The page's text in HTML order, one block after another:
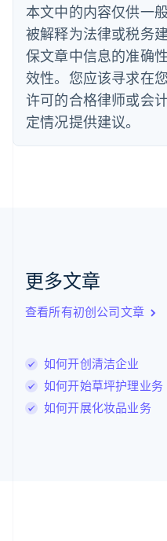
本文中的内容仅供一
被解释为法律或税务
保文章中信息的准确
效性。您应该寻求在
许可的合格律师或会
定情况提供建议。
更多文章
查看所有初创公司文章
如何开创清洁企业
如何开始草坪护理业务
如何开展化妆品业务
丹麦
English
德国
DeutschEnglish
法国
FrançaisEnglish
芬兰
EnglishSvenska
English
English
卢森堡
罗马尼亚
English